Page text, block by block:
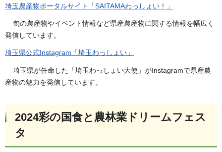
埼玉農産物ポータルサイト「SAITAMAわっしょい！」
旬の農産物やイベント情報など県産農産物に関する情報を幅広く
発信しています。
埼玉県公式Instagram「埼玉わっしょい」
埼玉県が任命した「埼玉わっしょい大使」がInstagramで県産農
産物の魅力を発信しています。
2024彩の国食と農林業ドリームフェス
タ